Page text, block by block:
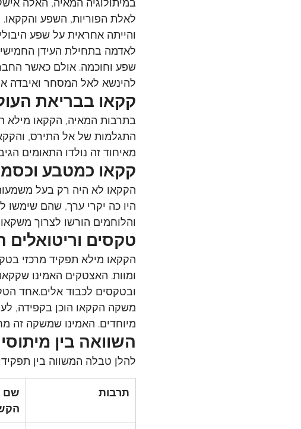
לאלת הפוריות, השפע
והייתה אחראית על שפע
לאדמה בתחילת העידן
שפע וחוכמה. אולם כאשר
להינשא לאל המסחר ואיבדה
קקאו בבריאת
בתרבות המאיה, הקקאו מילא
התגלמות של אל התירס,
מאיחוד זה נולדו התאומים
קקאו כמטבע
הקקאו לא היה רק בעל
היו כה יקרי ערך, שהם
והלוחמים הורשו לצרוך
טקסים וריטואלים
הקקאו מילא תפקיד מרכזי
ומוות. האצטקים האמינו
ובטקסים לכבוד אלים.אחד
משקה הקקאו הוכן בקפידה,
מיוחדים. האמינו שמשקה זה
השוואה בין
להלן טבלה המשווה בין
תרבות
שם